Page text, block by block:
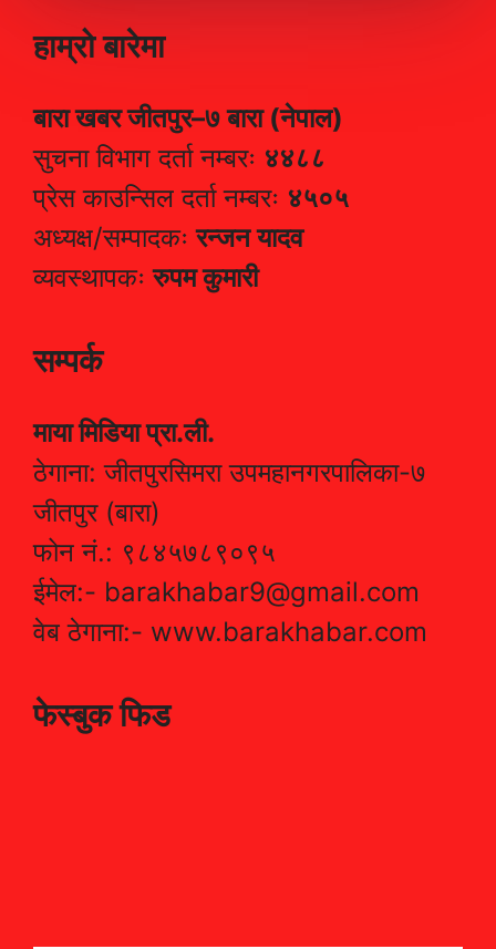
हाम्रो बारेमा
बारा खबर जीतपुर–७ बारा (नेपाल)
सुचना विभाग दर्ता नम्बरः ४४८८
प्रेस काउन्सिल दर्ता नम्बरः ४५०५
अध्यक्ष/सम्पादकःरन्जन यादव
व्यवस्थापकःरुपम कुमारी
सम्पर्क
माया मिडिया प्रा.ली.
ठेगाना: जीतपुरसिमरा उपमहानगरपालिका-७
जीतपुर (बारा)
फोन नं.: ९८४५७८९०९५
ईमेल:- barakhabar9@gmail.com
वेब ठेगाना:- www.barakhabar.com
फेस्बुक फिड